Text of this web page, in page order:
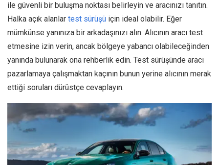
ile güvenli bir buluşma noktası belirleyin ve aracınızı tanıtın.
Halka açık alanlar test sürüşü için ideal olabilir. Eğer
mümkünse yanınıza bir arkadaşınızı alın. Alıcının aracı test
etmesine izin verin, ancak bölgeye yabancı olabileceğinden
yanında bulunarak ona rehberlik edin. Test sürüşünde aracı
pazarlamaya çalışmaktan kaçının bunun yerine alıcının merak
ettiği soruları dürüstçe cevaplayın.